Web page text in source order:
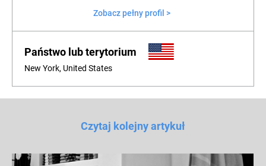
Zobacz pełny profil >
Państwo lub terytorium
New York, United States
Czytaj kolejny artykuł